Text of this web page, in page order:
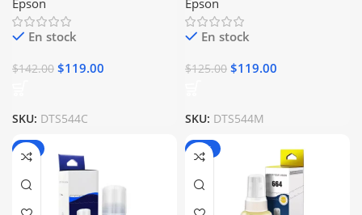
Epson
En stock
$142.00 $119.00
SKU: DTS544C
Epson
En stock
$125.00 $119.00
SKU: DTS544M
-7% -15%